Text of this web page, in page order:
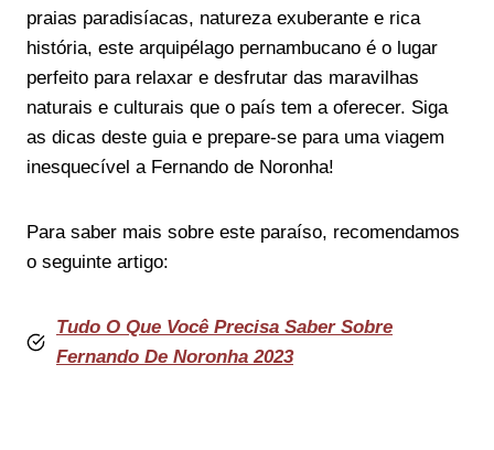
praias paradisíacas, natureza exuberante e rica
história, este arquipélago pernambucano é o lugar
perfeito para relaxar e desfrutar das maravilhas
naturais e culturais que o país tem a oferecer. Siga
as dicas deste guia e prepare-se para uma viagem
inesquecível a Fernando de Noronha!
Para saber mais sobre este paraíso, recomendamos
o seguinte artigo:
Tudo O Que Você Precisa Saber Sobre
Fernando De Noronha 2023